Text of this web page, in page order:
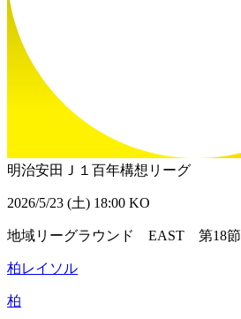
明治安田Ｊ１百年構想リーグ
2026/5/23 (土) 18:00 KO
地域リーグラウンド EAST 第18節
柏レイソル
柏